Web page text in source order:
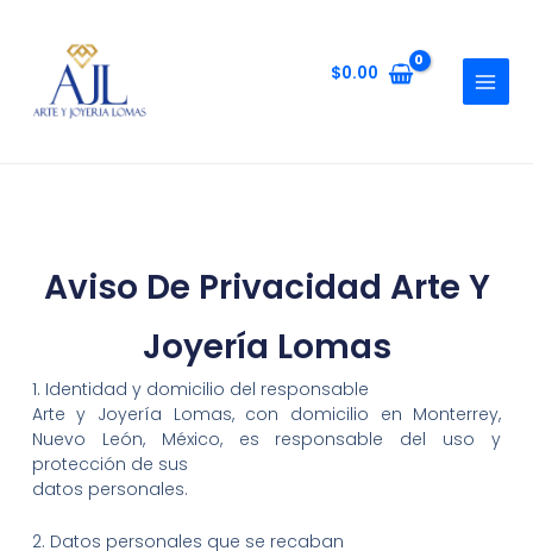
$0.00
Aviso De Privacidad Arte Y
Joyería Lomas
1. Identidad y domicilio del responsable
Arte y Joyería Lomas, con domicilio en Monterrey,
Nuevo León, México, es responsable del uso y
protección de sus
datos personales.
2. Datos personales que se recaban